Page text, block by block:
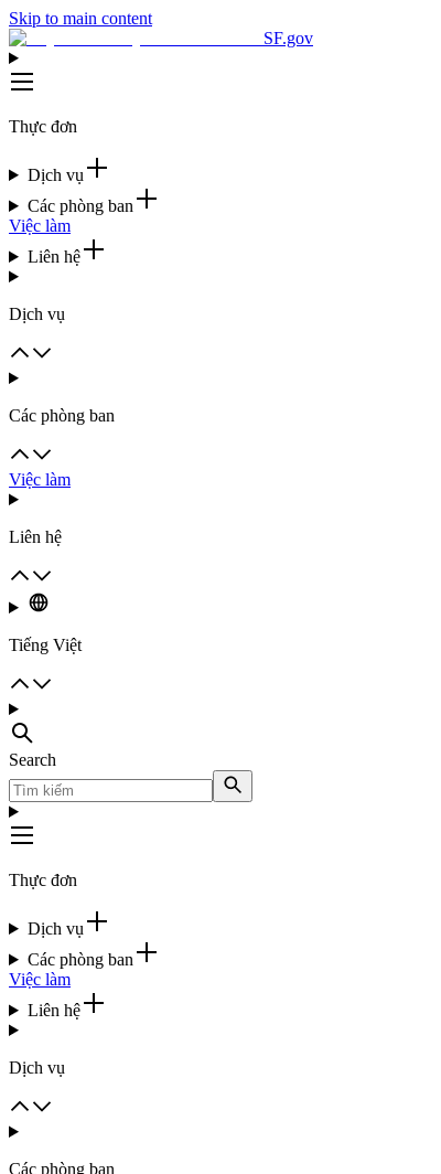
Skip to main content
SF.gov
Thực đơn
Dịch vụ
Các phòng ban
Việc làm
Liên hệ
Dịch vụ
Các phòng ban
Việc làm
Liên hệ
Tiếng Việt
Search
Thực đơn
Dịch vụ
Các phòng ban
Việc làm
Liên hệ
Dịch vụ
Các phòng ban